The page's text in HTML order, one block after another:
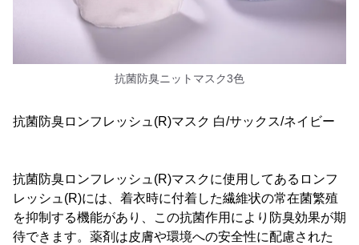
抗菌防臭ニットマスク3色
抗菌防臭ロンフレッシュ(R)マスク 白/サックス/ネイビー
抗菌防臭ロンフレッシュ(R)マスクに使用してあるロンフ
レッシュ(R)には、着衣時に付着した繊維状の常在菌繁殖
を抑制する機能があり、この抗菌作用により防臭効果が期
待できます。薬剤は皮膚や環境への安全性に配慮された